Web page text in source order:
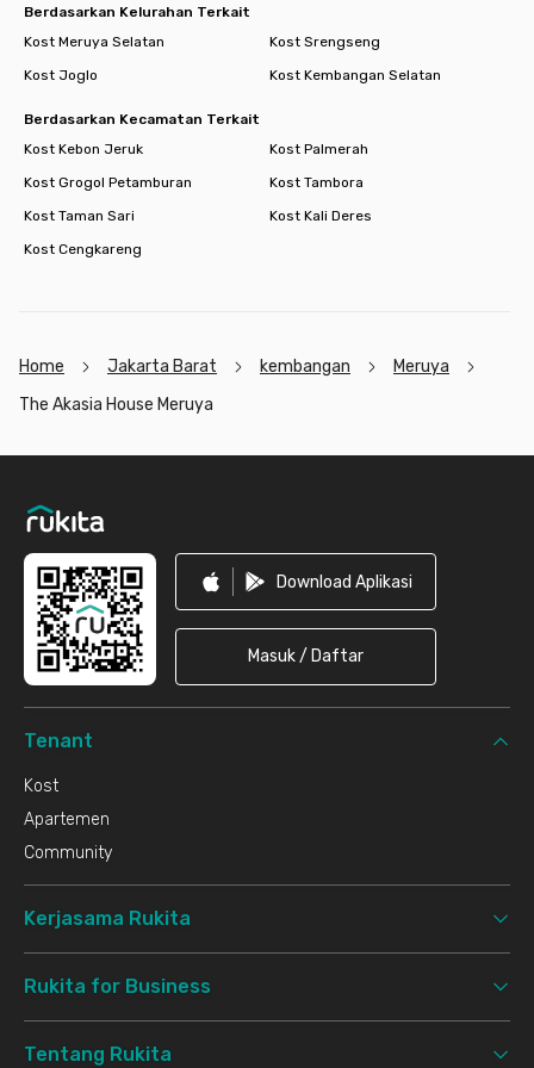
Berdasarkan Kelurahan Terkait
Kost Meruya Selatan
Kost Srengseng
Kost Joglo
Kost Kembangan Selatan
Berdasarkan Kecamatan Terkait
Kost Kebon Jeruk
Kost Palmerah
Kost Grogol Petamburan
Kost Tambora
Kost Taman Sari
Kost Kali Deres
Kost Cengkareng
Home Jakarta Barat kembangan
Meruya
The Akasia House Meruya
Download Aplikasi
Masuk / Daftar
Tenant
Kost
Apartemen
Community
Kerjasama Rukita
Rukita for Business
Tentang Rukita